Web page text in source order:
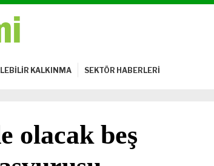
KALKINMA SEKTÖR HABERLERİ
olacak beş